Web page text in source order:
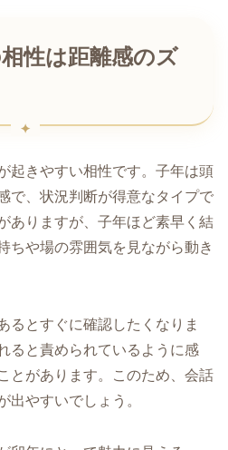
性は距離感のズ
起きやすい相性です。子年は頭
で、状況判断が得意なタイプで
ありますが、子年ほど素早く結
ちや場の雰囲気を見ながら動き
るとすぐに確認したくなりま
ると責められているように感
とがあります。このため、会話
出やすいでしょう。